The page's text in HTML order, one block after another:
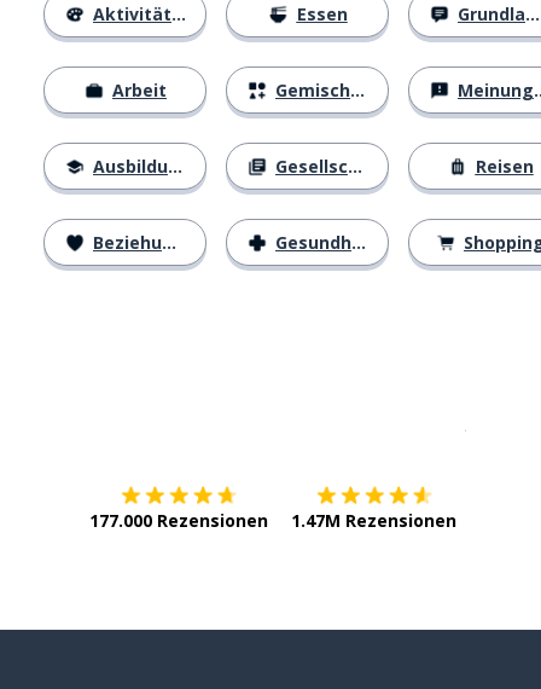
Aktivitäten
Arbeit
Ausbildung
Beziehungen
Essen
Gemischtes
Gesellschaft
Gesundheit
Grundlagen
Meinungen
Reisen
177.000 Rezensionen 1.47M Rezensionen